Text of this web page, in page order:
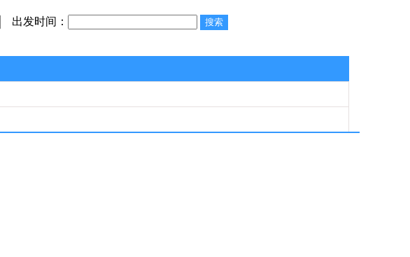
出发时间：